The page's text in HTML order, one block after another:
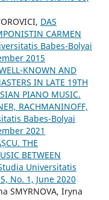
DAS
CARMEN
Babes-Bolyai
2015
KNOWN AND
IN LATE 19TH
PIANO MUSIC.
RACHMANINOFF,
Babes-Bolyai
2021
THE
BETWEEN
Universitatis
No. 1, June 2020
SMYRNOVA, Iryna